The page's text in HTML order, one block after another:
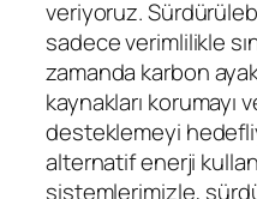
veriyoruz.
sadece verimlilikle
zamanda karbon
kaynakları korumayı
desteklemeyi
alternatif enerji
sistemlerimizle,